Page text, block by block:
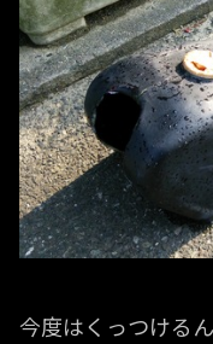
今度はくっつける